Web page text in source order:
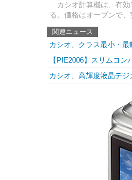
カシオ計算機は、有効
る。価格はオープンで、
関連ニュース
カシオ、クラス最小・
【PIE2006】スリムコ
カシオ、高輝度液晶デ